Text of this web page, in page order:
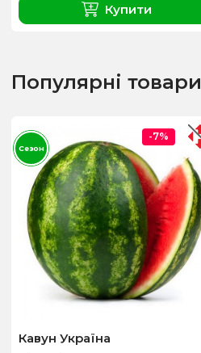
Купити
Популярні товари
Кавун Україна
-7%
Сезон